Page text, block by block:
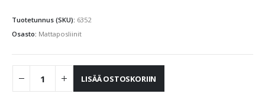
Tuotetunnus (SKU): 6352
Osasto: Mattaposliinit
LISÄÄ OSTOSKORIIN